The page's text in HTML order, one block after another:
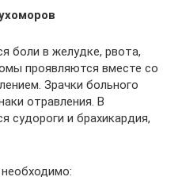
боли в желудке, рвота,
проявляются вместе со
Зрачки больного
отравления. В
судороги и брахикардия,